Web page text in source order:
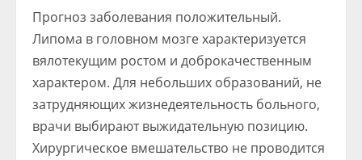
Прогноз заболевания положительный.
Липома в головном мозге характеризуется
вялотекущим ростом и доброкачественным
характером. Для небольших образований, не
затрудняющих жизнедеятельность больного,
врачи выбирают выжидательную позицию.
Хирургическое вмешательство не проводится